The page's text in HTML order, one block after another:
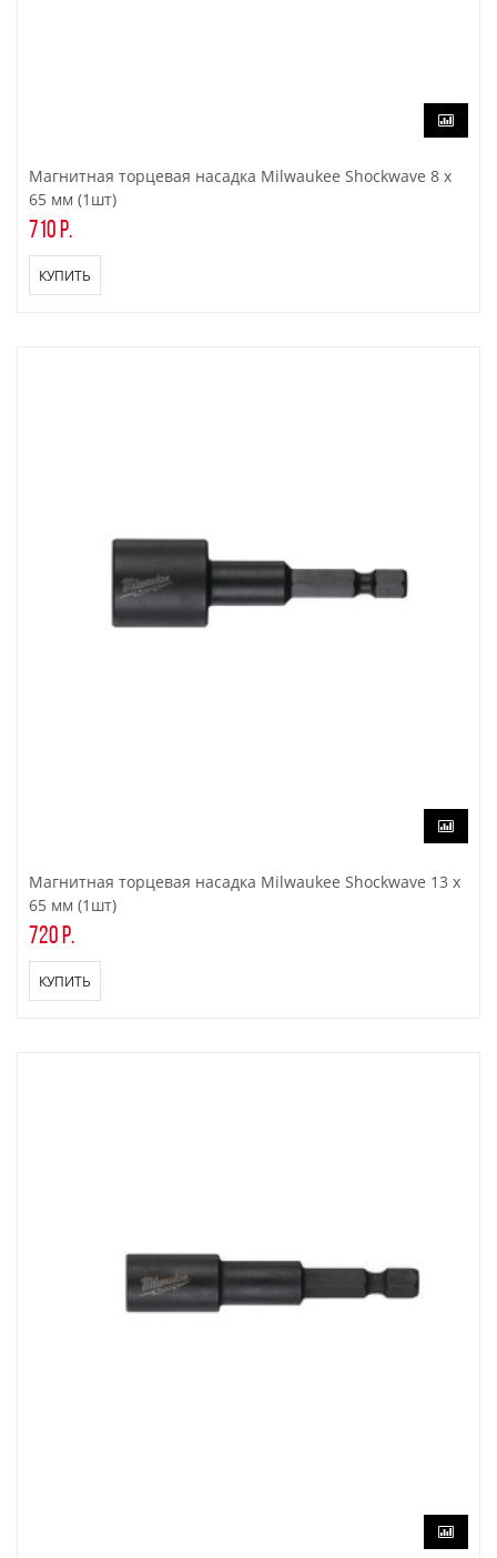
Магнитная торцевая насадка Milwaukee Shockwave 8 x
65 мм (1шт)
710 р.
КУПИТЬ
Магнитная торцевая насадка Milwaukee Shockwave 13 x
65 мм (1шт)
720 р.
КУПИТЬ